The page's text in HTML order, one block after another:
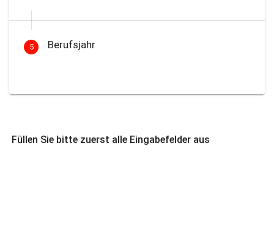
5 Berufsjahr
Füllen Sie bitte zuerst alle Eingabefelder aus